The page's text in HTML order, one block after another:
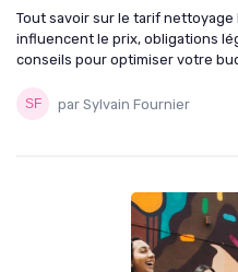
Tout savoir sur le tarif
influencent le prix, obligations
conseils pour optimiser votre
par Sylvain Fournier